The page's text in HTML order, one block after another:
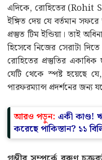
এদিকে, রোহিতের (Rohit
ইঙ্গিত দেয় যে বর্তমান
প্রস্তুত টিম ইন্ডিয়া। তাই
হিসেবে নিজের সেরাটা
রোহিতের প্রস্তুতির
যেটি থেকে স্পষ্ট হয়েছে
পারফরম্যান্স প্রদর্শনের জন্য
আরও পড়ুন: একী কাণ্ড!
করেছে পাকিস্তান? ১১